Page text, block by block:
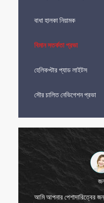
বাধা হালকা নিয়ামক
বিমান সতর্কতা প্রভা
হেলিকপ্টার প্যাড লাইটস
সৌর চালিত নেভিগেশন প্রভা
আমি আপনার পেশাদারিত্বের